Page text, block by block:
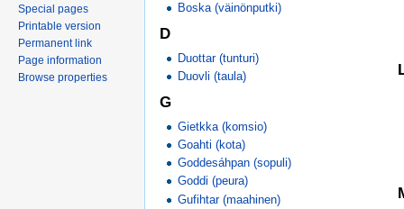
Boska (väinönputki)
D
Duottar (tunturi)
Duovli (taula)
G
Gietkka (komsio)
Goahti (kota)
Goddesáhpan (sopuli)
Goddi (peura)
Gufihtar (maahinen)
Special pages
Printable version
Permanent link
Page information
Browse properties